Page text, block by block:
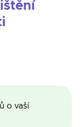
o vaší